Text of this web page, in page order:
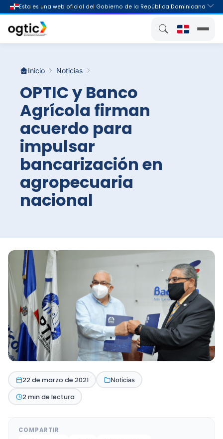
Inicio Noticias
OPTIC y Banco
Agrícola firman
acuerdo para
impulsar
bancarización en
agropecuaria
nacional
22 de marzo de 2021 Noticias
2 min de lectura
COMPARTIR